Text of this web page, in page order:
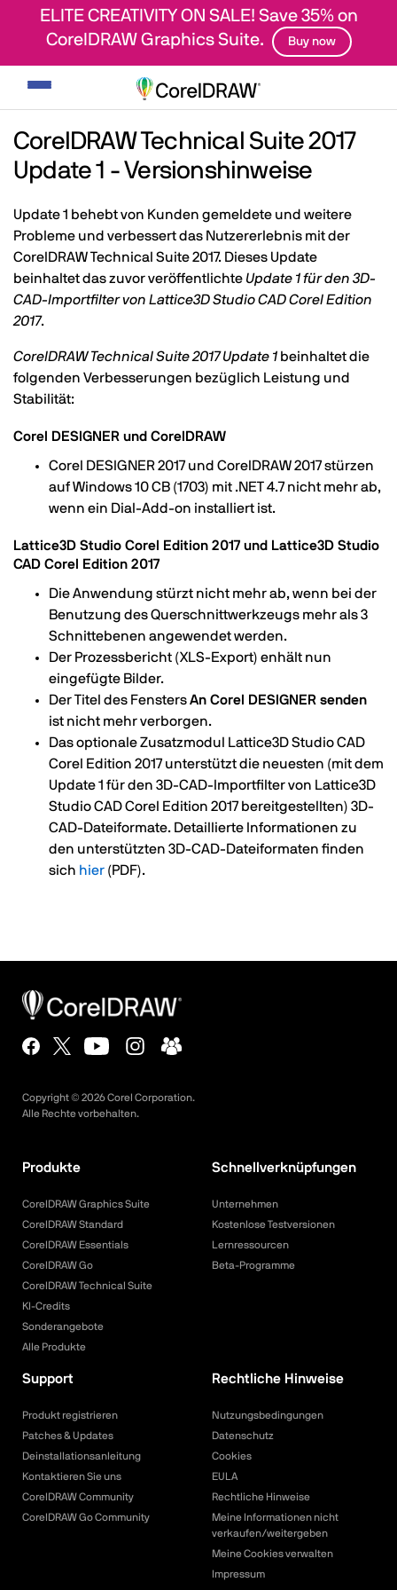
ELITE CREATIVITY ON SALE! Save 35% on
CorelDRAW Graphics Suite.
Buy now
Navigation
umschalten
CorelDRAW Technical Suite 2017
Update 1 - Versionshinweise
Update 1 behebt von Kunden gemeldete und weitere
Probleme und verbessert das Nutzererlebnis mit der
CorelDRAW Technical Suite 2017. Dieses Update
beinhaltet das zuvor veröffentlichte Update 1 für den 3D-
CAD-Importfilter von Lattice3D Studio CAD Corel Edition
2017.
CorelDRAW Technical Suite 2017 Update 1 beinhaltet die
folgenden Verbesserungen bezüglich Leistung und
Stabilität:
Corel DESIGNER und CorelDRAW
Corel DESIGNER 2017 und CorelDRAW 2017 stürzen
auf Windows 10 CB (1703) mit .NET 4.7 nicht mehr ab,
wenn ein Dial-Add-on installiert ist.
Lattice3D Studio Corel Edition 2017 und Lattice3D Studio
CAD Corel Edition 2017
Die Anwendung stürzt nicht mehr ab, wenn bei der
Benutzung des Querschnittwerkzeugs mehr als 3
Schnittebenen angewendet werden.
Der Prozessbericht (XLS-Export) enhält nun
eingefügte Bilder.
Der Titel des FenstersAn Corel DESIGNER senden
ist nicht mehr verborgen.
Das optionale Zusatzmodul Lattice3D Studio CAD
Corel Edition 2017 unterstützt die neuesten (mit dem
Update 1 für den 3D-CAD-Importfilter von Lattice3D
Studio CAD Corel Edition 2017 bereitgestellten) 3D-
CAD-Dateiformate. Detaillierte Informationen zu
den unterstützten 3D-CAD-Dateiformaten finden
sich hier (PDF).
Copyright © 2026Corel Corporation.
Alle Rechte vorbehalten.
Produkte
CorelDRAW Graphics Suite
CorelDRAW Standard
CorelDRAW Essentials
CorelDRAW Go
CorelDRAW Technical Suite
KI-Credits
Sonderangebote
Alle Produkte
Schnellverknüpfungen
Unternehmen
Kostenlose Testversionen
Lernressourcen
Beta-Programme
Support
Produkt registrieren
Patches & Updates
Deinstallationsanleitung
Kontaktieren Sie uns
CorelDRAW Community
CorelDRAW Go Community
Rechtliche Hinweise
Nutzungsbedingungen
Datenschutz
Cookies
EULA
Rechtliche Hinweise
Meine Informationen nicht
verkaufen/weitergeben
Meine Cookies verwalten
Impressum